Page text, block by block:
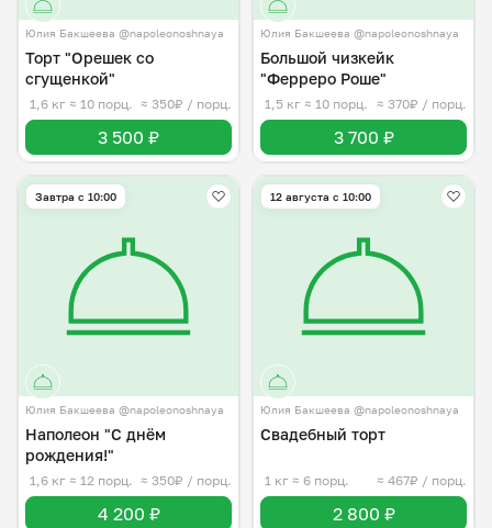
Юлия Бакшеева @napoleonoshnaya
Торт "Орешек со
сгущенкой"
1,6 кг ≈ 10 порц. ≈ 350₽ / порц.
3 500 ₽
Юлия Бакшеева @napoleonoshnaya
Большой чизкейк
"Ферреро Роше"
1,5 кг ≈ 10 порц. ≈ 370₽ / порц.
3 700 ₽
Завтра c 10:00
Юлия Бакшеева @napoleonoshnaya
Наполеон "С днём
рождения!"
1,6 кг ≈ 12 порц. ≈ 350₽ / порц.
4 200 ₽
12 августа с 10:00
Юлия Бакшеева @napoleonoshnaya
Свадебный торт
1 кг ≈ 6 порц. ≈ 467₽ / порц.
2 800 ₽